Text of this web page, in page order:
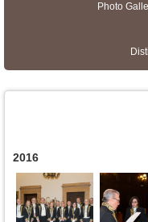
Photo
2016